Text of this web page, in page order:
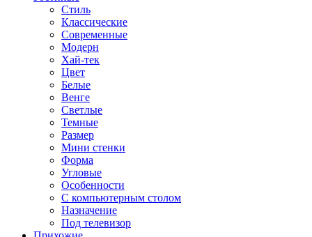
Стиль
Классические
Современные
Модерн
Хай-тек
Цвет
Белые
Венге
Светлые
Темные
Размер
Мини стенки
Форма
Угловые
Особенности
С компьютерным столом
Назначение
Под телевизор